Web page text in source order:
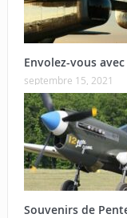
Envolez-vous
septembre 15, 2021
Souvenirs de